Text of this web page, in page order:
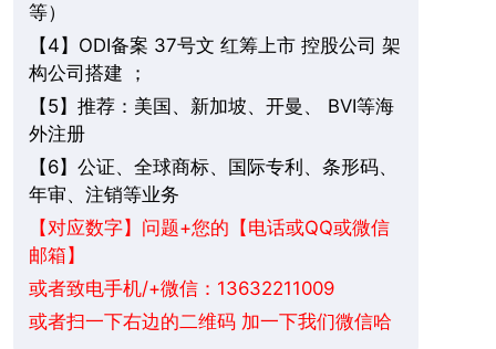
等）
【 4】ODI备案 37号文 红筹上市 控股公司 架
构公司搭建 ；
【 5】推荐：美国、新加坡、 开曼、 BVI等海
外注册
【 6】公证、全球商标、国际专利、条形码、
年审、注销等业务
【对应数字】问题+您的【电话或QQ或微信
邮箱】
或者致电手机/+微信：13632211009
或者扫一下右边的二维码 加一下我们微信哈